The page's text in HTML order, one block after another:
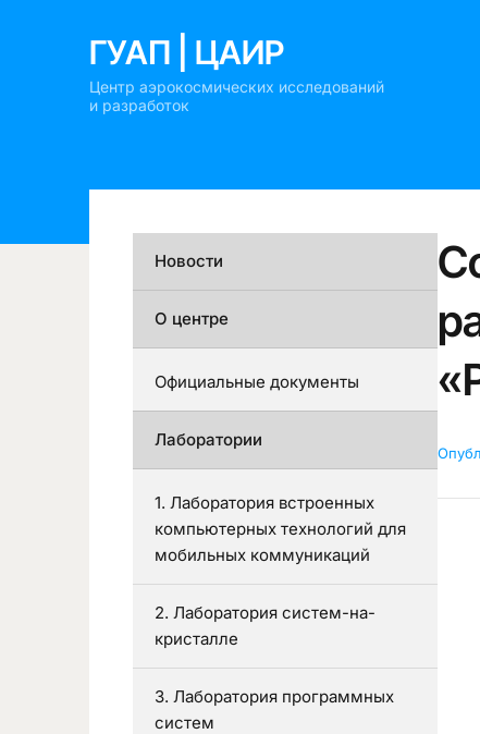
ГУАП | ЦАИР
Центр аэрокосмических исследований
и разработок
Новости
О центре
Официальные документы
Лаборатории
1. Лаборатория встроенных
компьютерных технологий для
мобильных коммуникаций
2. Лаборатория систем-на-
кристалле
3. Лаборатория программных
систем